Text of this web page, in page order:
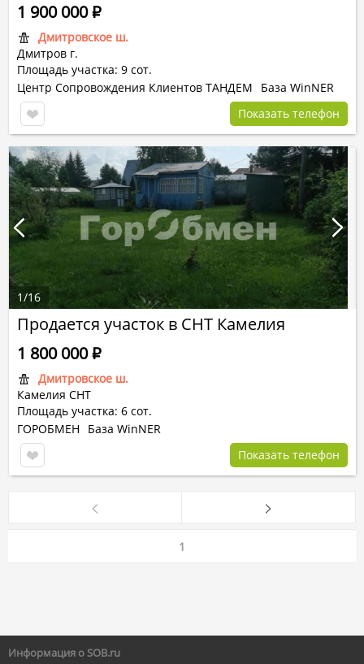
Дмитровское ш.
Дмитров г.
Площадь участка: 9 сот.
1 900 000Р
Центр Сопровождения Клиентов ТАНДЕМ
База WinNER
Показать телефон
Продается участок в СНТ Камелия
Дмитровское ш.
Камелия СНТ
Площадь участка: 6 сот.
1 800 000Р
ГОРОБМЕН
База WinNER
Показать телефон
1/16
1
Информация о SOB.ru